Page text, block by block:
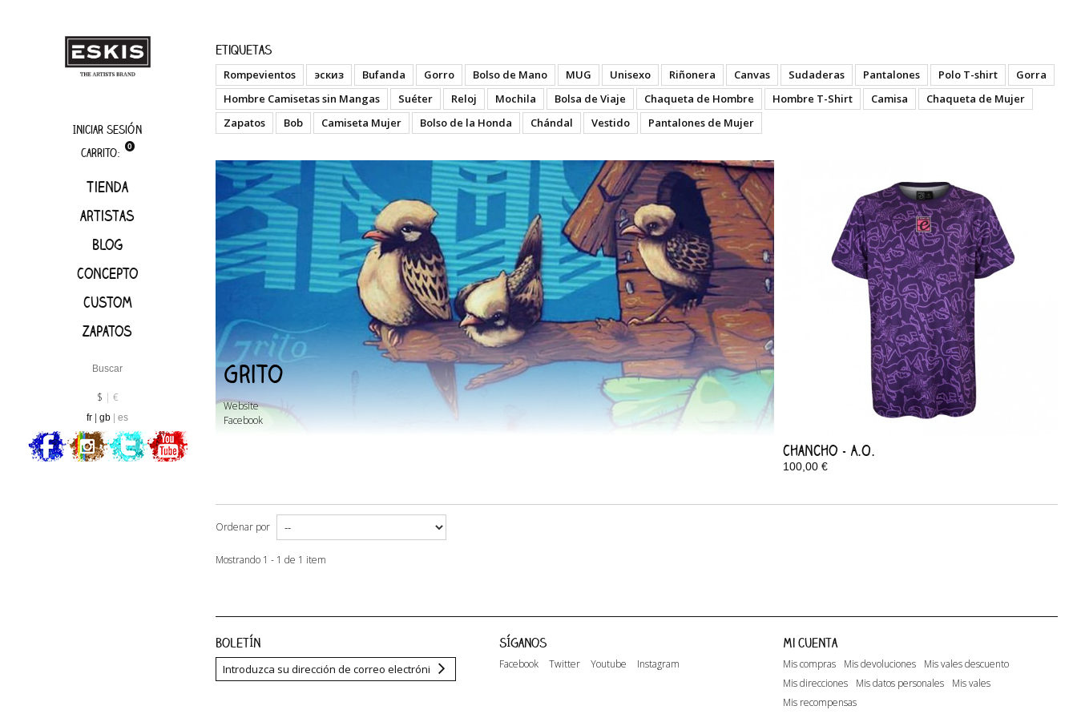
Iniciar sesión
Carrito:
0
Tienda
artistas
Blog
Concepto
Custom
Zapatos
$ €
fr gb es
artistas
Etiquetas
Rompevientos эскиз Bufanda Gorro Bolso de Mano MUG Unisexo Riñonera Canvas Sudaderas Pantalones Polo T-shirt
Gorra
Hombre Camisetas sin Mangas
Suéter Reloj Mochila Bolsa de Viaje Chaqueta de Hombre Hombre T-Shirt Camisa
Chaqueta de Mujer
Zapatos
Bob Camiseta Mujer Bolso de la Honda Chándal Vestido Pantalones de Mujer
Grito
Website
Facebook
Chancho - A.O.
100,00 €
Ordenar por
Mostrando 1 - 1 de 1 item
Boletín Síganos
Facebook Twitter Youtube Instagram
Mi cuenta
Mis compras Mis devoluciones
Mis vales descuento
Mis direcciones
Mis datos personales
Mis vales
Mis recompensas